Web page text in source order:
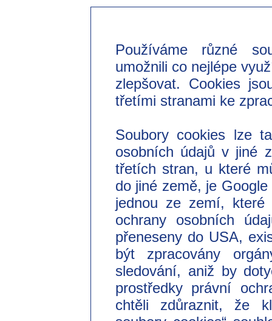
Používáme různé
umožnili co nejlépe
zlepšovat. Cookies
třetími stranami ke
Soubory cookies lze
osobních údajů v jiné
třetích stran, u které
do jiné země, je
jednou ze zemí, které
ochrany osobních
přeneseny do USA,
být zpracovány
sledování, aniž by
prostředky právní
chtěli zdůraznit, že